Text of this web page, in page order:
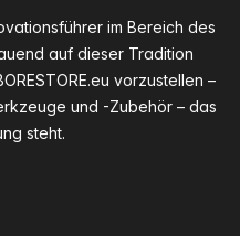
im Bereich des
auf dieser Tradition
vorzustellen –
und -Zubehör – das
steht.